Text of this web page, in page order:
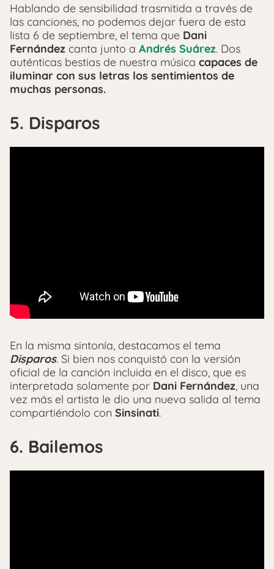
Hablando de sensibilidad trasmitida a través de
las canciones, no podemos dejar fuera de esta
lista 6 de septiembre, el tema que Dani
Fernández canta junto a Andrés Suárez. Dos
auténticas bestias de nuestra música capaces de
iluminar con sus letras los sentimientos de
muchas personas.
5. Disparos
En la misma sintonía, destacamos el tema
Disparos. Si bien nos conquistó con la versión
oficial de la canción incluida en el disco, que es
interpretada solamente por Dani Fernández, una
vez más el artista le dio una nueva salida al tema
compartiéndolo con Sinsinati.
6. Bailemos